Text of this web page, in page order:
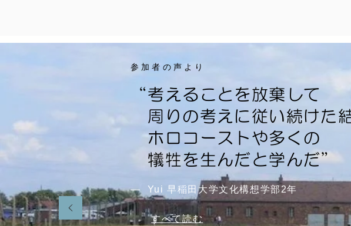
参加者の声より
“考えることを放棄して
周りの考えに従い続け
ホロコーストや多くの
犠牲を生んだと学んだ”
— Yui 早稲田大学文化構想学部2年
​すべて読む